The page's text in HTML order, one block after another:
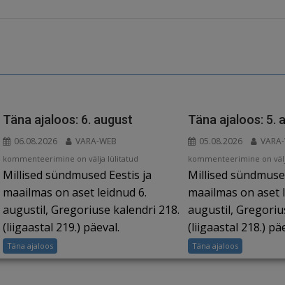
m d
Täna ajaloos: 6. august
06.08.2026 VARA-WEB
Täna
ajaloos:
6.
kommenteerimine on välja lülitatud
Millised sündmused Eestis ja
maailmas on aset leidnud 6.
augustil, Gregoriuse kalendri 218.
(liigaastal 219.) päeval.
Täna ajaloos
Täna ajaloos: 5.
05.08.2026
Täna
ajaloos:
5.
kommenteerimine on
Millised
maailmas on aset
augustil,
(liigaastal 218.)
Täna ajaloos